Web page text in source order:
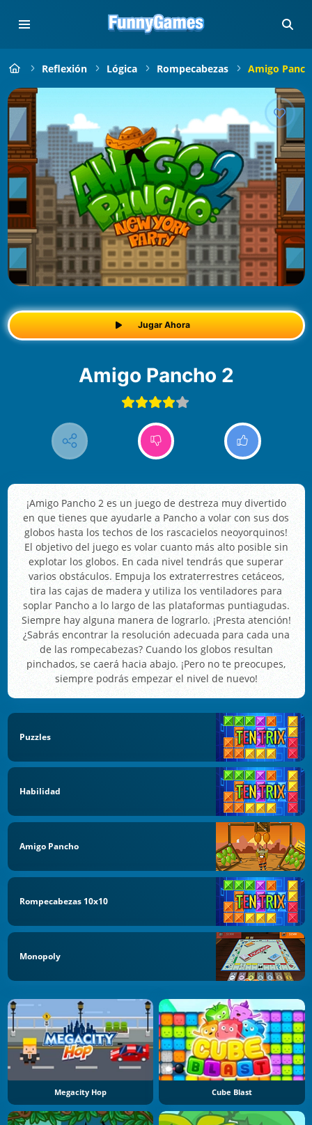
Reflexión Lógica Rompecabezas Amigo
Jugar Ahora
Amigo Pancho 2
¡Amigo Pancho 2 es un juego de destreza muy divertido
en que tienes que ayudarle a Pancho a volar con sus dos
globos hasta los techos de los rascacielos neoyorquinos!
El objetivo del juego es volar cuanto más alto posible sin
explotar los globos. En cada nivel tendrás que superar
varios obstáculos. Empuja los extraterrestres cetáceos,
tira las cajas de madera y utiliza los ventiladores para
soplar Pancho a lo largo de las plataformas puntiagudas.
Siempre hay alguna manera de lograrlo. ¡Presta atención!
¿Sabrás encontrar la resolución adecuada para cada una
de las rompecabezas? Cuando los globos resultan
pinchados, se caerá hacia abajo. ¡Pero no te preocupes,
siempre podrás empezar el nivel de nuevo!
Puzzles
Habilidad
Amigo Pancho
Rompecabezas 10x10
Monopoly
Megacity Hop Cube Blast